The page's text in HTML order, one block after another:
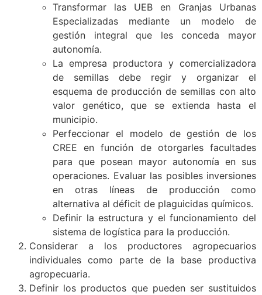
Transformar las UEB en Granjas Urbanas
Especializadas mediante un modelo de
gestión integral que les conceda mayor
autonomía.
La empresa productora y comercializadora
de semillas debe regir y organizar el
esquema de producción de semillas con alto
valor genético, que se extienda hasta el
municipio.
Perfeccionar el modelo de gestión de los
CREE en función de otorgarles facultades
para que posean mayor autonomía en sus
operaciones. Evaluar las posibles inversiones
en otras líneas de producción como
alternativa al déficit de plaguicidas químicos.
Definir la estructura y el funcionamiento del
sistema de logística para la producción.
Considerar a los productores agropecuarios
individuales como parte de la base productiva
agropecuaria.
Definir los productos que pueden ser sustituidos